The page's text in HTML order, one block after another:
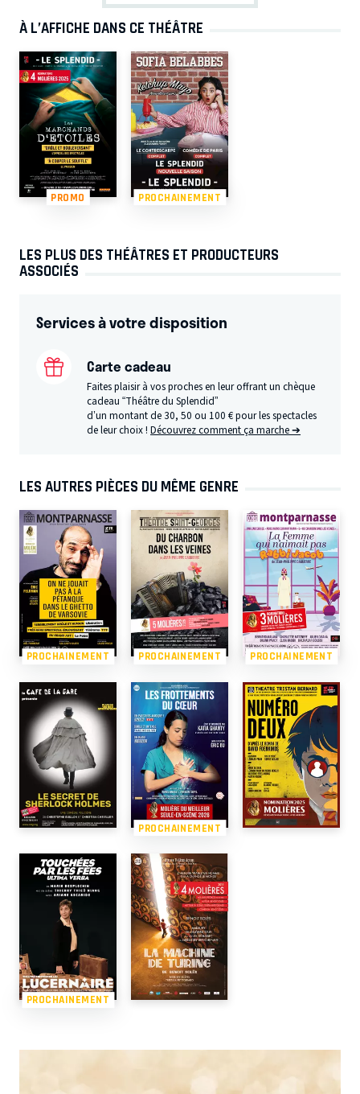
À L’AFFICHE DANS CE THÉÂTRE
PROMO PROCHAINEMENT
LES PLUS DES THÉÂTRES ET PRODUCTEURS
ASSOCIÉS
Services à votre disposition
Carte cadeau
Faites plaisir à vos proches en leur offrant un chèque
cadeau “Théâtre du Splendid”
d’un montant de 30, 50 ou 100 € pour les spectacles
de leur choix !Découvrez comment ça marche ➔
LES AUTRES PIÈCES DU MÊME GENRE
PROCHAINEMENT PROCHAINEMENT PROCHAINEMENT
PROCHAINEMENT
PROCHAINEMENT